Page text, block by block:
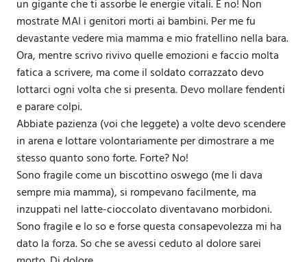
un gigante che ti assorbe le energie vitali. E no! Non
mostrate MAI i genitori morti ai bambini. Per me fu
devastante vedere mia mamma e mio fratellino nella bara.
Ora, mentre scrivo rivivo quelle emozioni e faccio molta
fatica a scrivere, ma come il soldato corrazzato devo
lottarci ogni volta che si presenta. Devo mollare fendenti
e parare colpi.
Abbiate pazienza (voi che leggete) a volte devo scendere
in arena e lottare volontariamente per dimostrare a me
stesso quanto sono forte. Forte? No!
Sono fragile come un biscottino oswego (me li dava
sempre mia mamma), si rompevano facilmente, ma
inzuppati nel latte-cioccolato diventavano morbidoni.
Sono fragile e lo so e forse questa consapevolezza mi ha
dato la forza. So che se avessi ceduto al dolore sarei